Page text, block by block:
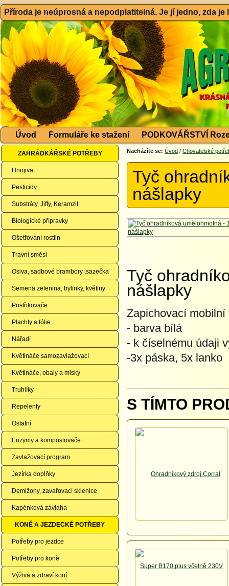
Příroda je neúprosná a nepodplatitelná. Je jí jedno, zda
Úvod Formuláře ke stažení PODKOVÁŘSTVÍ
ZAHRÁDKÁŘSKÉ POTŘEBY
Hnojiva
Pesticidy
Substráty, Jiffy, Keramzit
Biologické přípravky
Ošetřování rostlin
Travní směsi
Osiva, sadbové brambory ,sazečka
Semena zelenina, bylinky, květiny
Postřikovače
Plachty a fólie
Nářadí
Květináče samozavlažovací
Květináče, obaly a misky
Truhlíky
Repelenty
Ostatní
Enzymy a kompostovače
Zavlažovací program
Jezírka doplňky
Demižony, zavařovací sklenice
Kapénková závlaha
KONĚ A JEZDECKÉ POTŘEBY
Potřeby pro jezdce
Potřeby pro koně
Výživa a zdraví koní
Nacházíte se: Úvod / Chovatelské
Tyč
nášlapky
Tyč
nášlapky
Zapichovací
- barva bílá
- k číselnému údaji
-3x páska, 5x lanko
S TÍMTO